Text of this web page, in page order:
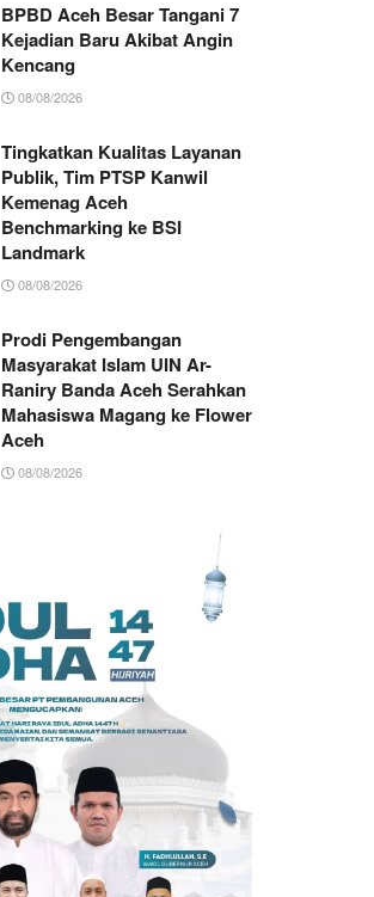
BPBD Aceh Besar Tangani 7
Kejadian Baru Akibat Angin
Kencang
08/08/2026
Tingkatkan Kualitas Layanan
Publik, Tim PTSP Kanwil
Kemenag Aceh
Benchmarking ke BSI
Landmark
08/08/2026
Prodi Pengembangan
Masyarakat Islam UIN Ar-
Raniry Banda Aceh Serahkan
Mahasiswa Magang ke Flower
Aceh
08/08/2026